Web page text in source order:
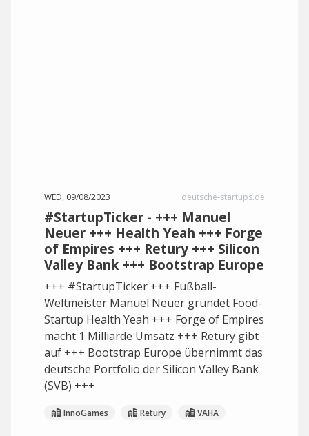
WED, 09/08/2023 deutsche-startups.de
#StartupTicker - +++ Manuel
Neuer +++ Health Yeah +++ Forge
of Empires +++ Retury +++ Silicon
Valley Bank +++ Bootstrap Europe
+++ #StartupTicker +++ Fußball-
Weltmeister Manuel Neuer gründet Food-
Startup Health Yeah +++ Forge of Empires
macht 1 Milliarde Umsatz +++ Retury gibt
auf +++ Bootstrap Europe übernimmt das
deutsche Portfolio der Silicon Valley Bank
(SVB) +++
InnoGames Retury VAHA